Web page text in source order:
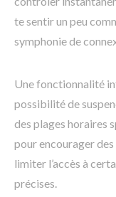
te sentir un peu
symphonie de
Une fonctionnalité
possibilité de
des plages horaires
pour encourager
limiter l’accès à
précises.